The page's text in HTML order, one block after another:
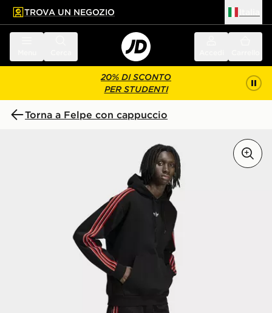
principale
a fondo pagina
TROVA UN NEGOZIO
20% DI SCONTO
PER STUDENTI
Torna a Felpe con cappuccio